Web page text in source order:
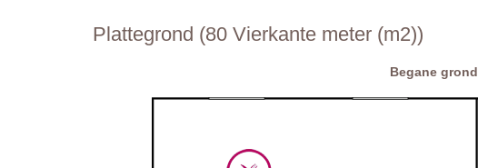
Plattegrond (80 Vierkante meter (m2))
Begane grond